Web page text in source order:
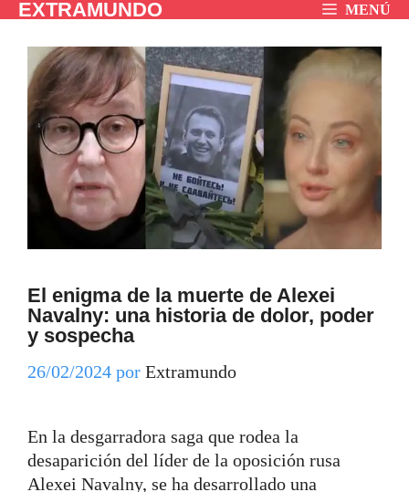
Saltar
contenido
EXTRAMUNDO MENÚ
El enigma de la muerte de Alexei
Navalny: una historia de dolor, poder
y sospecha
26/02/2024 por Extramundo
En la desgarradora saga que rodea la
desaparición del líder de la oposición rusa
Alexei Navalny, se ha desarrollado una